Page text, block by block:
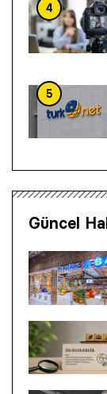
4
5
Güncel